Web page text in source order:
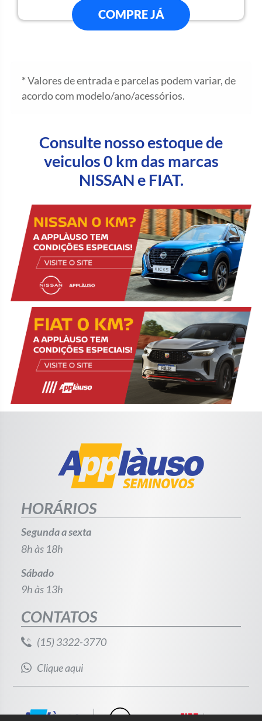
COMPRE JÁ
* Valores de entrada e parcelas podem variar, de
acordo com modelo/ano/acessórios.
Consulte nosso estoque de
veiculos 0 km das marcas
NISSAN e FIAT.
HORÁRIOS
Segunda a sexta
8h às 18h
Sábado
9h às 13h
CONTATOS
(15) 3322-3770
Clique aqui